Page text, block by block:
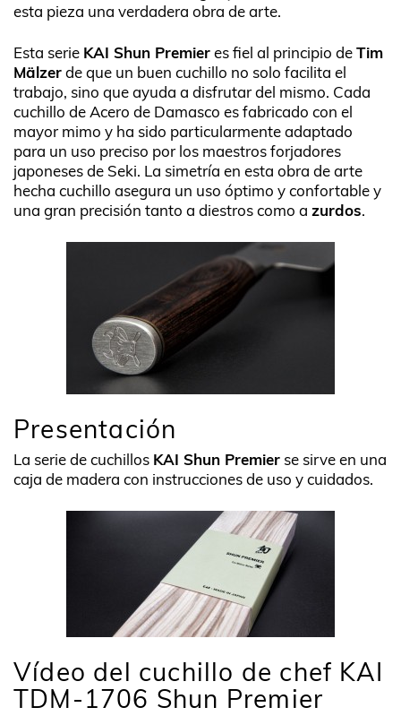
esta pieza una verdadera obra de arte.
Esta serie KAI Shun Premieres fiel al principio deTim
Mälzerde que un buen cuchillo no solo facilita el
trabajo, sino que ayuda a disfrutar del mismo. Cada
cuchillo de Acero de Damasco es fabricado con el
mayor mimo y ha sido particularmente adaptado
para un uso preciso por los maestros forjadores
japoneses de Seki. La simetría en esta obra de arte
hecha cuchillo asegura un uso óptimo y confortable y
una gran precisión tanto a diestros como a zurdos.
Presentación
La serie de cuchillos KAI Shun Premier se sirve en una
caja de madera con instrucciones de uso y cuidados.
Vídeo del cuchillo de chef KAI
TDM-1706 Shun Premier